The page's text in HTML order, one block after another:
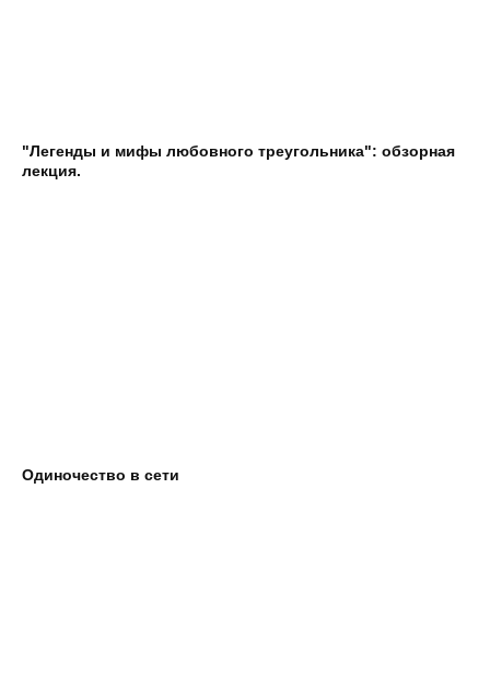
"Легенды и мифы любовного треугольника": обзорная
лекция.
Одиночество в сети